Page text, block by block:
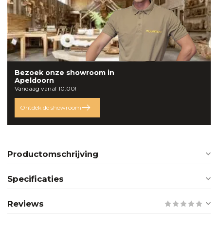
Bezoek onze showroom in
Apeldoorn
Vandaag vanaf 10:00!
Ontdek de showroom
Productomschrijving
Specificaties
Reviews